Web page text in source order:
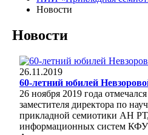
Новости
Новости
26.11.2019
60-летний юбилей
26 ноября 2019 года
заместителя директора по
прикладной семиотики АН
информационных систем